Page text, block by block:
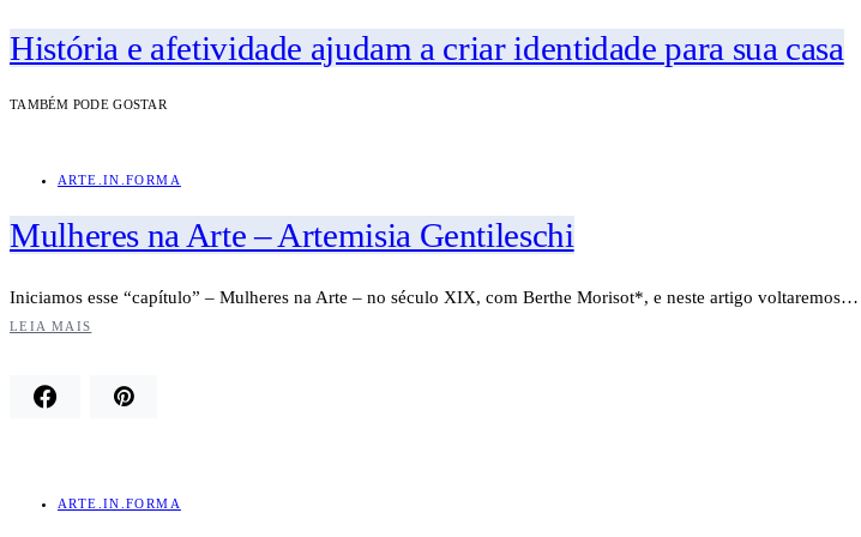
História e afetividade ajudam a criar identidade para sua casa
TAMBÉM PODE GOSTAR
ARTE.IN.FORMA
Mulheres na Arte – Artemisia Gentileschi
Iniciamos esse “capítulo” – Mulheres na Arte – no século XIX, com Berthe Morisot*, e neste artigo voltaremos…
LEIA MAIS
ARTE.IN.FORMA